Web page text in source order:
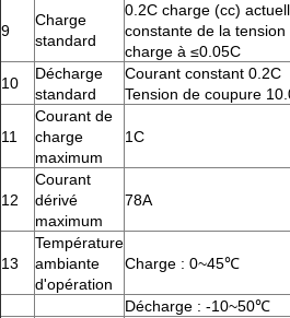
9
Charge
standard
0.2C charge (cc)
constante de la
charge à ≤0.05C
10
Décharge
standard
Courant constant 0.2C
Tension de coupure
11
Courant de
charge
maximum
1C
12
Courant
dérivé
maximum
78A
13
Température
ambiante
d'opération
Charge : 0~45℃
Décharge : -10~50℃